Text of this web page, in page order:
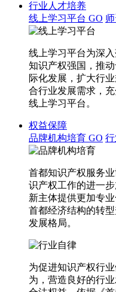
行业人才培养
线上学习平台 GO
线上学习平台为深
知识产权强国，推
际化发展，扩大行
合行业发展需求，
线上学习平台。
权益保障
品牌机构培育 GO
首都知识产权服务
识产权工作的进一
新主体提供更加专
首都经济结构的转
发展格局。
为促进知识产权行
为，营造良好的行